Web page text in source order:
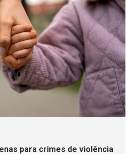
para crimes de violência